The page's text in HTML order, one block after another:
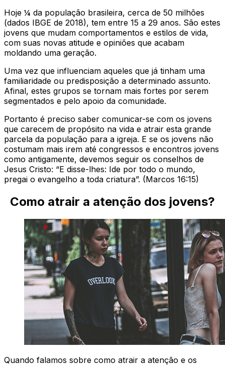
Hoje ¼ da população brasileira, cerca de 50 milhões
(dados IBGE de 2018), tem entre 15 a 29 anos. São estes
jovens que mudam comportamentos e estilos de vida,
com suas novas atitude e opiniões que acabam
moldando uma geração.
Uma vez que influenciam aqueles que já tinham uma
familiaridade ou predisposição a determinado assunto.
Afinal, estes grupos se tornam mais fortes por serem
segmentados e pelo apoio da comunidade.
Portanto é preciso saber comunicar-se com os jovens
que carecem de propósito na vida e atrair esta grande
parcela da população para a igreja. E se os jovens não
costumam mais irem até congressos e encontros jovens
como antigamente, devemos seguir os conselhos de
Jesus Cristo: “E disse-lhes: Ide por todo o mundo,
pregai o evangelho a toda criatura”. (Marcos 16:15)
Como atrair a atenção dos jovens?
Quando falamos sobre como atrair a atenção e os